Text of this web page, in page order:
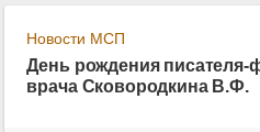
Новости МСП
День рождения писателя-
врача Сковородкина В.Ф.